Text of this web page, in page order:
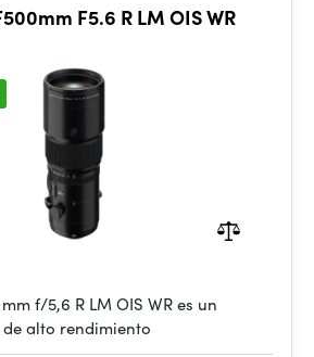
F5.6 R LM OIS WR
f/5,6 R LM OIS WR es un
alto rendimiento